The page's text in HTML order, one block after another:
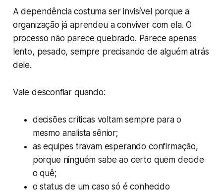
A dependência costuma ser invisível porque a
organização já aprendeu a conviver com ela. O
processo não parece quebrado. Parece apenas
lento, pesado, sempre precisando de alguém atrás
dele.
Vale desconfiar quando:
decisões críticas voltam sempre para o
mesmo analista sênior;
as equipes travam esperando confirmação,
porque ninguém sabe ao certo quem decide
o quê;
o status de um caso só é conhecido